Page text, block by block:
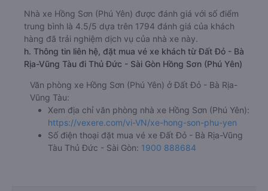
Nhà xe Hồng Sơn (Phú Yên) được đánh giá với số điểm
trung bình là 4.5/5 dựa trên 1794 đánh giá của khách
hàng đã trải nghiệm dịch vụ của nhà xe này.
h. Thông tin liên hệ, đặt mua vé xe khách từ Đất Đỏ - Bà
Rịa-Vũng Tàu đi Thủ Đức - Sài Gòn Hồng Sơn (Phú Yên)
Văn phòng xe Hồng Sơn (Phú Yên) ở Đất Đỏ - Bà Rịa-
Vũng Tàu:
Xem địa chỉ văn phòng nhà xe Hồng Sơn (Phú Yên):
https://vexere.com/vi-VN/xe-hong-son-phu-yen
Số điện thoại đặt mua vé xe Đất Đỏ - Bà Rịa-Vũng
Tàu Thủ Đức - Sài Gòn: 1900 888684